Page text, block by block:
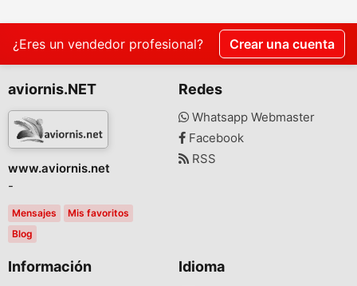
¿Eres un vendedor profesional? Crear una cuenta
aviornis.NET
www.aviornis.net
-
Mensajes
Mis favoritos
Blog
Redes
Whatsapp Webmaster
Facebook
RSS
Información Idioma